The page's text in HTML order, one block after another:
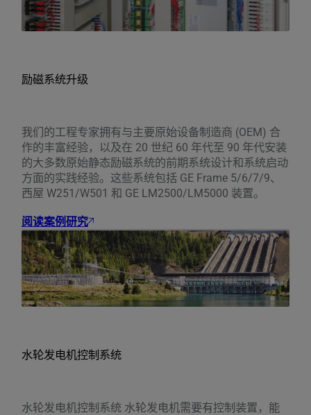
励磁系统升级
我们的工程专家拥有与主要原始设备制造商 (OEM) 合
作的丰富经验，以及在 20 世纪 60 年代至 90 年代安装
的大多数原始静态励磁系统的前期系统设计和系统启动
方面的实践经验。这些系统包括 GE Frame 5/6/7/9、
西屋 W251/W501 和 GE LM2500/LM5000 装置。
阅读案例研究
水轮发电机控制系统
水轮发电机控制系统 水轮发电机需要有控制装置，能